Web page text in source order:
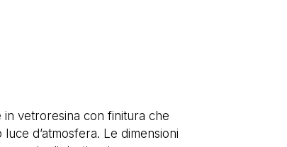
vetroresina con finitura che
d’atmosfera. Le dimensioni